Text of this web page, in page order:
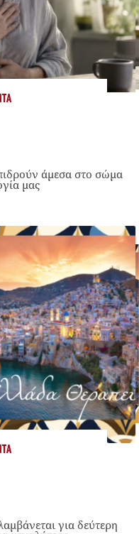
άμεσα στο σώμα
μας
για δεύτερη